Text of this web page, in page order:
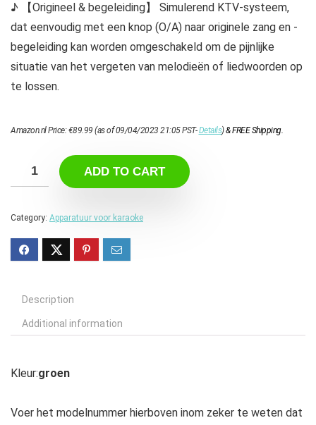
♪ 【Origineel & begeleiding】 Simulerend KTV-systeem,
dat eenvoudig met een knop (O/A) naar originele zang en -
begeleiding kan worden omgeschakeld om de pijnlijke
situatie van het vergeten van melodieën of liedwoorden op
te lossen.
Amazon.nl Price:€89.99 (as of 09/04/2023 21:05 PST-Details)&FREE Shipping.
ADD TO CART
Category: Apparatuur voor karaoke
Description
Additional information
Kleur:groen
Voer het modelnummer hierboven inom zeker te weten dat